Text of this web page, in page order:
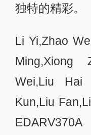
独特的精彩。
Li Yi,Zhao
Ming,Xiong
Wei,Liu Hai
Kun,Liu